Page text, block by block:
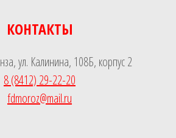
КОНТАКТЫ
ул. Калинина, 108Б, корпус 2
8 (8412) 29-22-20
fdmoroz@mail.ru